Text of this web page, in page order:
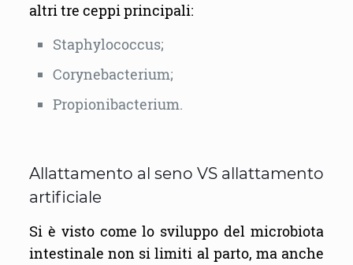
altri tre ceppi principali:
Staphylococcus;
Corynebacterium;
Propionibacterium.
Allattamento al seno VS allattamento
artificiale
Si è visto come lo sviluppo del microbiota
intestinale non si limiti al parto, ma anche